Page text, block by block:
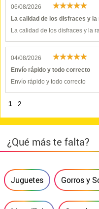
06/08/2026
La calidad de los disfraces y
La calidad de los disfraces y la
04/08/2026
Envío rápido y todo correcto
Envío rápido y todo correcto
1 2
¿Qué más te falta?
Juguetes Gorros y